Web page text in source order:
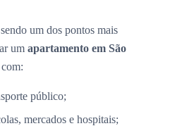
um dos pontos mais
um apartamento em São
público;
mercados e hospitais;